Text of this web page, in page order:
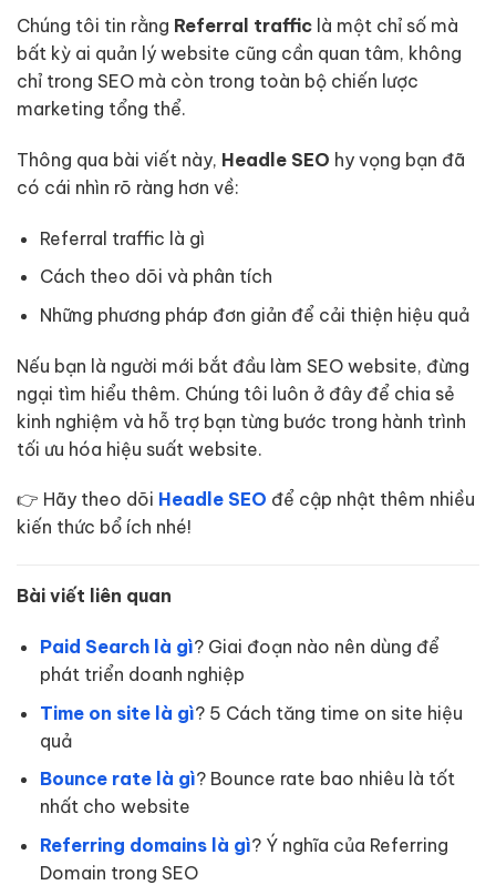
Chúng tôi tin rằng Referral traffic là một chỉ số mà
bất kỳ ai quản lý website cũng cần quan tâm, không
chỉ trong SEO mà còn trong toàn bộ chiến lược
marketing tổng thể.
Thông qua bài viết này, Headle SEO hy vọng bạn đã
có cái nhìn rõ ràng hơn về:
Referral traffic là gì
Cách theo dõi và phân tích
Những phương pháp đơn giản để cải thiện hiệu quả
Nếu bạn là người mới bắt đầu làm SEO website, đừng
ngại tìm hiểu thêm. Chúng tôi luôn ở đây để chia sẻ
kinh nghiệm và hỗ trợ bạn từng bước trong hành trình
tối ưu hóa hiệu suất website.
👉 Hãy theo dõi Headle SEO để cập nhật thêm nhiều
kiến thức bổ ích nhé!
Bài viết liên quan
Paid Search là gì? Giai đoạn nào nên dùng để
phát triển doanh nghiệp
Time on site là gì? 5 Cách tăng time on site hiệu
quả
Bounce rate là gì? Bounce rate bao nhiêu là tốt
nhất cho website
Referring domains là gì? Ý nghĩa của Referring
Domain trong SEO